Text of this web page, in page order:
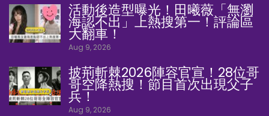
活動後造型曝光！田曦薇「無瀏
海認不出」上熱搜第一！評論區
大翻車！
Aug 9, 2026
披荊斬棘2026陣容官宣！28位哥
哥空降熱搜！節目首次出現父子
兵！
Aug 9, 2026